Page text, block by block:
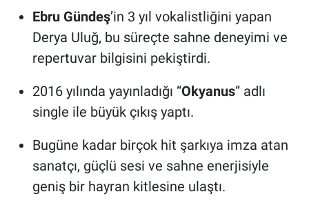
Ebru Gündeş’in 3 yıl vokalistliğini yapan
Derya Uluğ, bu süreçte sahne deneyimi ve
repertuvar bilgisini pekiştirdi.
2016 yılında yayınladığı “Okyanus” adlı
single ile büyük çıkış yaptı.
Bugüne kadar birçok hit şarkıya imza atan
sanatçı, güçlü sesi ve sahne enerjisiyle
geniş bir hayran kitlesine ulaştı.